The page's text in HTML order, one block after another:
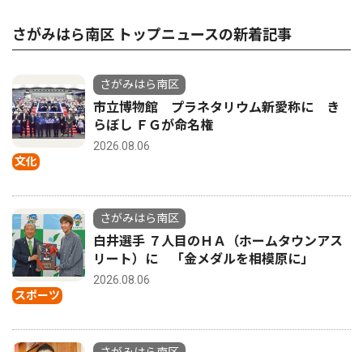
さがみはら南区 トップニュースの新着記事
文化
さがみはら南区
市立博物館 プラネタリウム新愛称に き
らぼし ＦＧが命名権
2026.08.06
スポーツ
さがみはら南区
白井選手 ７人目のＨＡ（ホームタウンアス
リート）に 「金メダルを相模原に」
2026.08.06